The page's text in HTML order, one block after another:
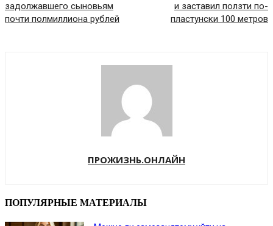
задолжавшего сыновьям
почти полмиллиона рублей
и заставил ползти по-
пластунски 100 метров
ПРОЖИЗНЬ.ОНЛАЙН
ПОПУЛЯРНЫЕ МАТЕРИАЛЫ